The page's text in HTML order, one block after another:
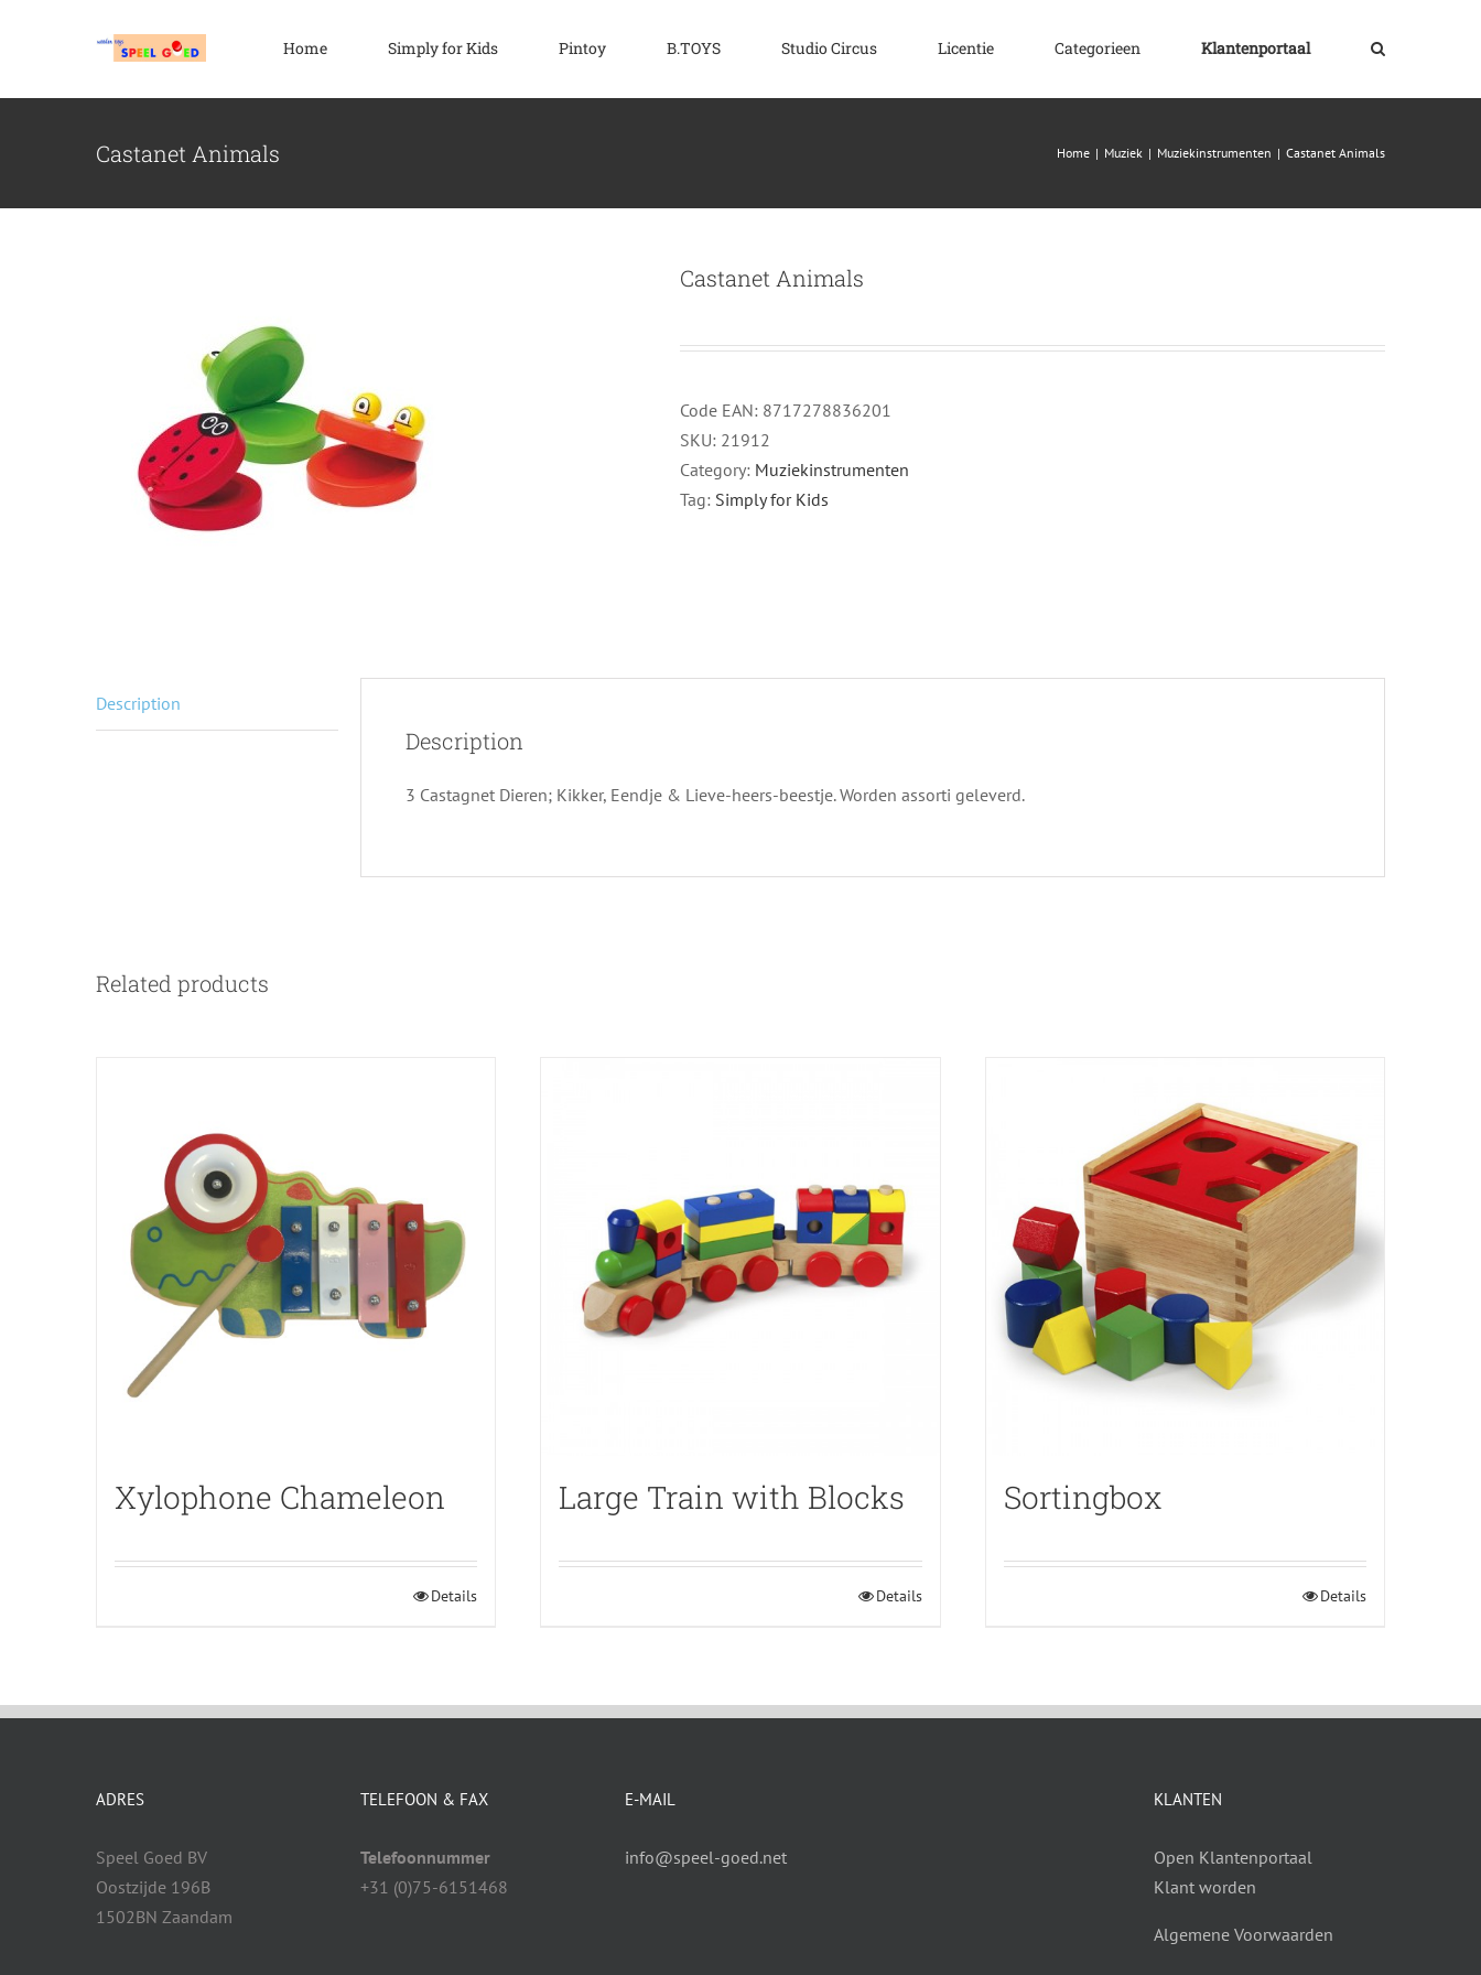
Home Simply for Kids Pintoy B.TOYS Studio Circus Licentie Categorieen Klantenportaal
Castanet Animals Home | Muziek | Muziekinstrumenten | Castanet Animals
Castanet Animals
Code EAN: 8717278836201
SKU: 21912
Category: Muziekinstrumenten
Tag: Simply for Kids
Description
Description
3 Castagnet Dieren; Kikker, Eendje & Lieve-heers-beestje. Worden assorti geleverd.
Related products
Xylophone Chameleon
Details
Large Train with Blocks
Details
Sortingbox
Details
ADRES
Speel Goed BV
Oostzijde 196B
1502BN Zaandam
TELEFOON & FAX
Telefoonnummer
+31 (0)75-6151468
E-MAIL
info@speel-goed.net
KLANTEN
Open Klantenportaal
Klant worden
Algemene Voorwaarden